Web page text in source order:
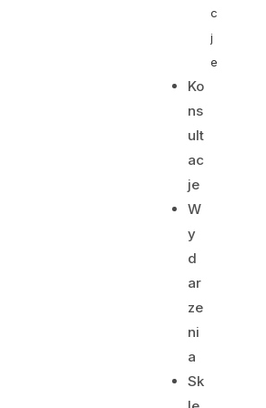
c
j
e
Ko
ns
ult
ac
je
W
y
d
ar
ze
ni
a
Sk